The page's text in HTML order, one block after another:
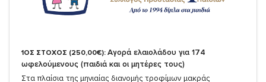
1ΟΣ ΣΤΟΧΟΣ (250,00€): Αγορά ελαιολάδου για 174
ωφελούμενους (παιδιά και οι μητέρες τους)
Στα πλαίσια της μηνιαίας διανομής τροφίμων μακράς